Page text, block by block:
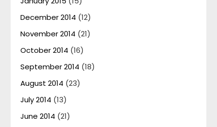
December 2014 (12)
November 2014 (21)
October 2014 (16)
September 2014 (18)
August 2014 (23)
July 2014 (13)
June 2014 (21)